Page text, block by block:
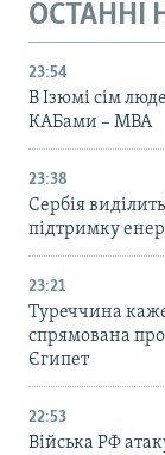
ОСТАННІ
23:54
В Ізюмі сім
КАБами – МВА
23:38
Сербія
підтримку
23:21
Туреччина
спрямована
Єгипет
22:53
Війська РФ